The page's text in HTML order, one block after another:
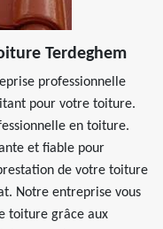
Terdeghem
professionnelle
pour votre toiture.
en toiture.
et fiable pour
de votre toiture
Notre entreprise vous
toiture grâce aux